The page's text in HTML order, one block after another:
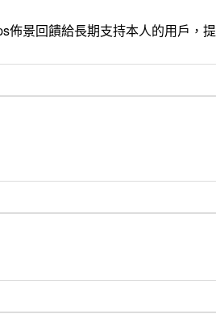
佈景回饋給長期支持本人的用戶，提